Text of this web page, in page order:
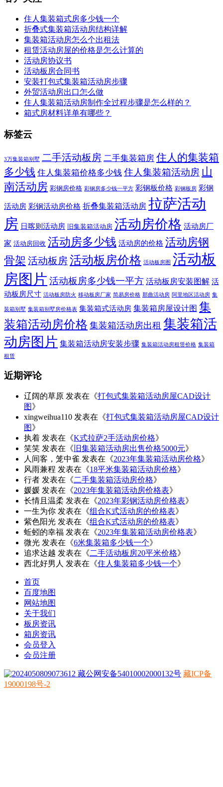
住人集装箱式房多少钱一个
折叠式集装箱活动房结构详解
集装箱活动房怎么个出租法
租赁活动房屋的价格是怎么计算的
活动房协议书
活动板房合同书
安装打包式集装箱活动房步骤
外贸活动房出口怎么做
住人集装箱活动房制作全过程步骤是怎么样的？
箱式房材料详单有哪些？
标签云
3万集装箱别墅 二手活动板房 二手集装箱房 住人的集装箱
多少钱 住人集装箱价格多少钱 住人集装箱活动房 山
南活动房 彩钢房价格 彩钢房多少钱一平方 彩钢板价格 彩钢板房 彩钢
活动房 彩钢活动房价格 折叠集装箱活动房 拉萨活动
房 日喀则活动房 旧集装箱活动房 活动房价格 活动房厂
家 活动房回收 活动房多少钱 活动房的价格 活动房钢
骨架 活动板房活动板房价格 活动板房图 活动板
房图片 活动板房多少钱一平方 活动板房安装图解 活
动板房尺寸 活动板房防火 移动板房厂家 简易房价格 那曲活动房 阿里地区活动房 集
装箱别墅 集装箱别墅房价格表 集装箱式活动房 集装箱房屋设计图 集
装箱活动房价格 集装箱活动房出租 集装箱活
动房图片 集装箱活动房安装步骤 集装箱活动房租赁价格 集装箱
租赁
近期评论
辽阔的草原 发表在《打包式集装箱活动房屋CAD设计
图》
xingweihua110 发表在《打包式集装箱活动房屋CAD设计
图》
执着 发表在《K式拉萨2手活动房价格》
笑笑 发表在《 旧集装箱活动房出售价格5000元》
人间客，笼中雀 发表在《2023年集装箱活动房价格》
风雨兼程 发表在《18平米集装箱活动房价格》
行者 发表在《二手集装箱活动房价格》
媛媛 发表在《2023年集装箱活动房价格表》
长情且温柔 发表在《2023年彩钢活动房价格表》
一生为你 发表在《组合K式活动房的价格表》
紫色阳光 发表在《组合K式活动房的价格表》
蚯蚓的幸福 发表在《2023年集装箱活动房价格表》
微光 发表在《6米集装箱多少钱一个》
追求达越 发表在《二手活动板房20平米价格》
西北好男人 发表在《住人集装箱多少钱一个》
首页
百度地图
网站地图
关于我们
板房资讯
箱房资讯
会员登入
会员注册
藏公网安备54010002000132号 藏ICP备
19000198号-2